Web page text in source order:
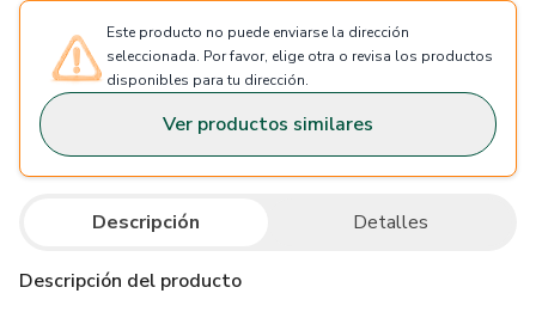
Este producto no puede enviarse la dirección
seleccionada. Por favor, elige otra o revisa los productos
disponibles para tu dirección.
Ver productos similares
Descripción Detalles
Descripción del producto